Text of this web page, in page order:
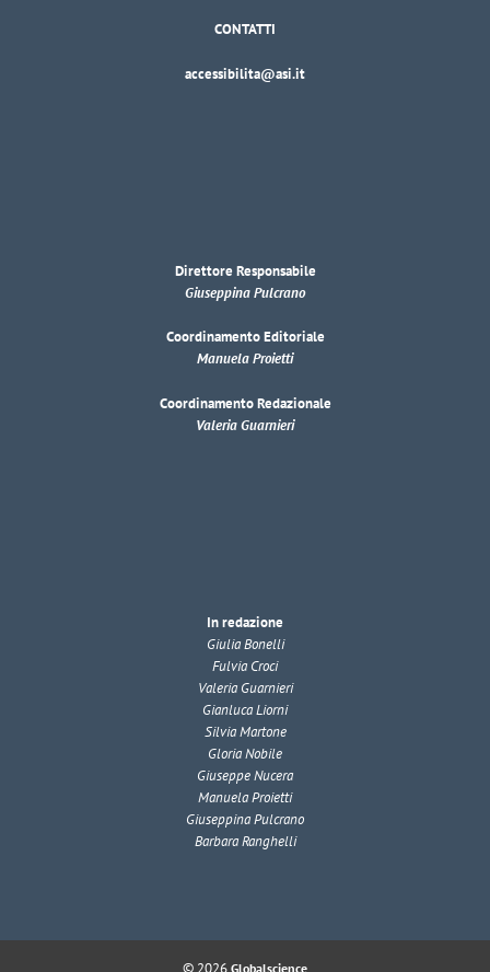
CONTATTI
accessibilita@asi.it
Direttore Responsabile
Giuseppina Pulcrano
Coordinamento Editoriale
Manuela Proietti
Coordinamento Redazionale
Valeria Guarnieri
In redazione
Giulia Bonelli
Fulvia Croci
Valeria Guarnieri
Gianluca Liorni
Silvia Martone
Gloria Nobile
Giuseppe Nucera
Manuela Proietti
Giuseppina Pulcrano
Barbara Ranghelli
Globalscience